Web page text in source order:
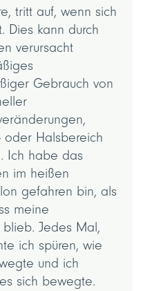
tritt auf, wenn sich
Dies kann durch
verursacht
Gebrauch von
oder Halsbereich
Ich habe das
im heißen
gefahren bin, als
meine
blieb. Jedes Mal,
ich spüren, wie
und ich
sich bewegte.